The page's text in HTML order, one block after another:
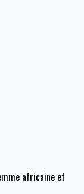
africaine et